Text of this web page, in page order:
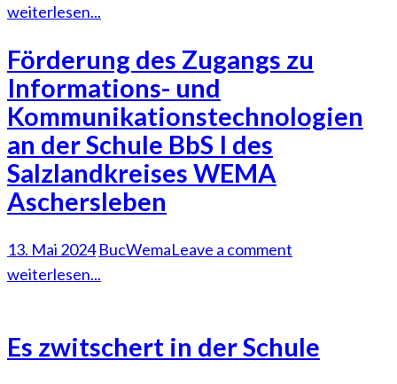
weiterlesen...
Förderung des Zugangs zu
Informations- und
Kommunikationstechnologien
an der Schule BbS I des
Salzlandkreises WEMA
Aschersleben
13. Mai 2024 BucWemaLeave a comment
weiterlesen...
Es zwitschert in der Schule